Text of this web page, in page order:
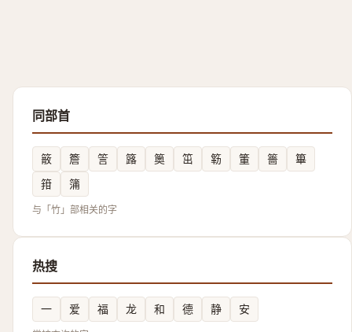
同部首
䉈 簷 䇾 簬 䉛 笜 簕 箽 䉢
篳
箝
䈬
与「竹」部相关的字
热搜
一 爱 福 龙 和 德 静 安